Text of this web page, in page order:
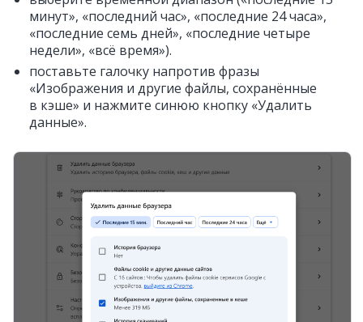
минут», «последний час», «последние 24 часа»,
«последние семь дней», «последние четыре
недели», «всё время»).
поставьте галочку напротив фразы
«Изображения и другие файлы, сохранённые
в кэше» и нажмите синюю кнопку «Удалить
данные».